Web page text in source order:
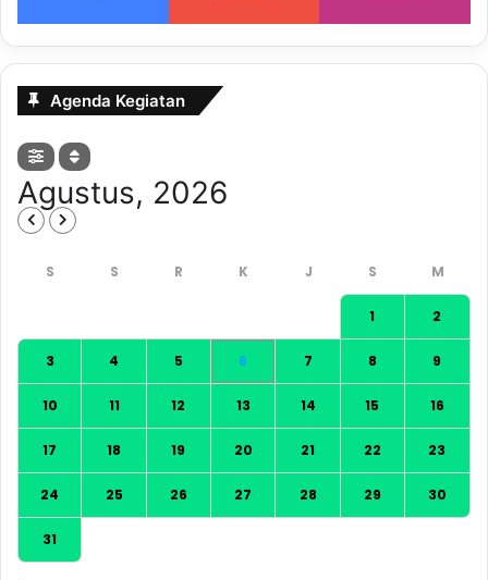
Agenda Kegiatan
Agustus, 2026
1 2
3 4 5 6 7 8 9
10 11 12 13 14 15 16
17 18 19 20 21 22 23
24 25 26 27 28 29 30
31